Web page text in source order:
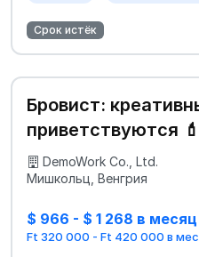
Срок истёк
Бровист:
приветствуются 💄
DemoWork Co., Ltd.
Мишкольц, Венгрия
$ 966 - $ 1 268 в месяц
Ft 320 000 - Ft 420 000 в